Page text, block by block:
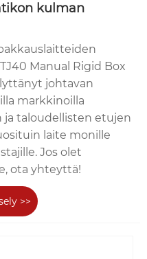
kulman
Manual Rigid Box
johtavan
markkinoilla
ja taloudellisten etujen
laite monille
Jos olet
ota yhteyttä!
>>